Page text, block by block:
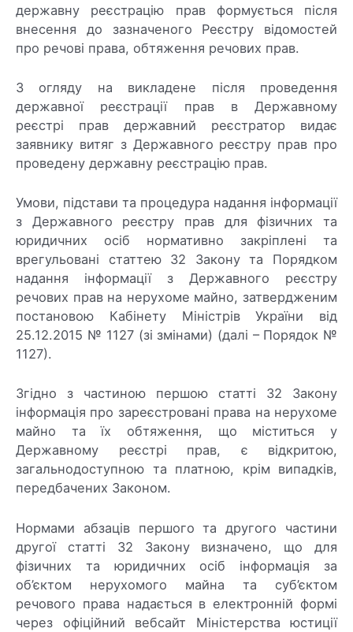
державну реєстрацію прав формується після
внесення до зазначеного Реєстру відомостей
про речові права, обтяження речових прав.
З огляду на викладене після проведення
державної реєстрації прав в Державному
реєстрі прав державний реєстратор видає
заявнику витяг з Державного реєстру прав про
проведену державну реєстрацію прав.
Умови, підстави та процедура надання інформації
з Державного реєстру прав для фізичних та
юридичних осіб нормативно закріплені та
врегульовані статтею 32 Закону та Порядком
надання інформації з Державного реєстру
речових прав на нерухоме майно, затвердженим
постановою Кабінету Міністрів України від
25.12.2015 № 1127 (зі змінами) (далі – Порядок №
1127).
Згідно з частиною першою статті 32 Закону
інформація про зареєстровані права на нерухоме
майно та їх обтяження, що міститься у
Державному реєстрі прав, є відкритою,
загальнодоступною та платною, крім випадків,
передбачених Законом.
Нормами абзаців першого та другого частини
другої статті 32 Закону визначено, що для
фізичних та юридичних осіб інформація за
об’єктом нерухомого майна та суб’єктом
речового права надається в електронній формі
через офіційний вебсайт Міністерства юстиції